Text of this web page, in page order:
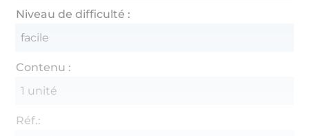
Niveau de difficulté :
facile
Contenu :
1 unité
Réf.: